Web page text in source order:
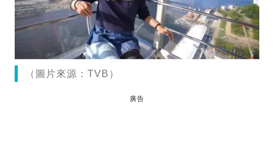
（圖片來源：TVB）
廣告